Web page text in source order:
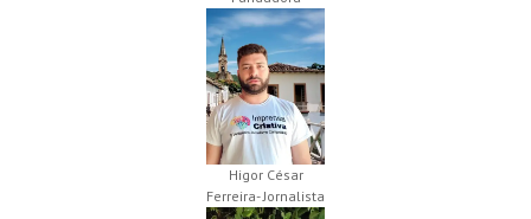
Higor César
Ferreira- Jornalista